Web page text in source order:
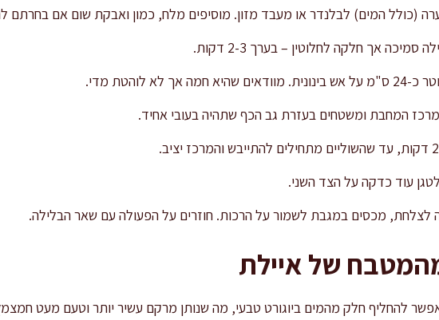
(כולל המים) לבלנדר או מעבד מזון. מוסיפים מלח, כמון ואבקת שום אם בחרתם
אך חלקה לחלוטין – בערך 2-3 דקות.
לא לוהטת מדי.
המחבת ומשטחים בעזרת גב הכף שתהיה בעובי אחיד.
עוד כדקה על הצד השני.
לצלחת, מכסים במגבת לשמור על הרכות. חוזרים על הפעולה עם שאר הבלילה.
של איילת
להחליף חלק מהמים ביוגורט טבעי, מה שנותן מרקם עשיר יותר וטעם מעט